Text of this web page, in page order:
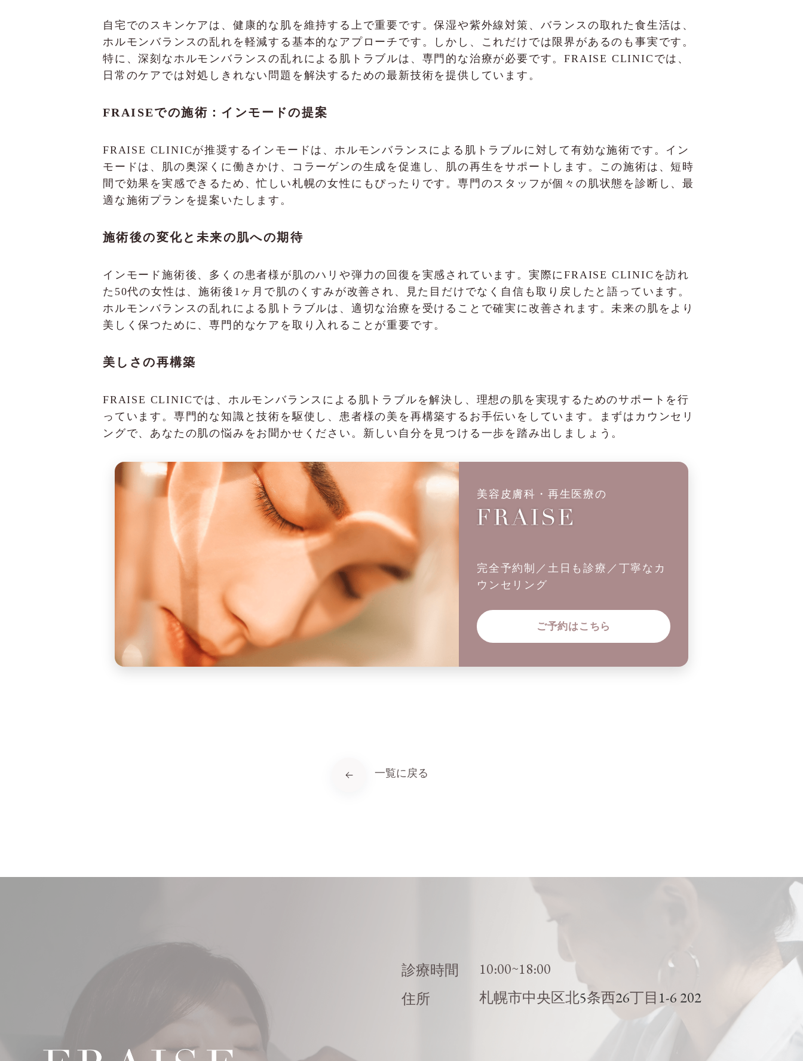
自宅でのスキンケアは、健康的な肌を維持する上で重要です。保湿や紫外線対策、バランスの取れた食生活は、
ホルモンバランスの乱れを軽減する基本的なアプローチです。しかし、これだけでは限界があるのも事実です。
特に、深刻なホルモンバランスの乱れによる肌トラブルは、専門的な治療が必要です。FRAISE CLINICでは、
日常のケアでは対処しきれない問題を解決するための最新技術を提供しています。
FRAISEでの施術：インモードの提案
FRAISE CLINICが推奨するインモードは、ホルモンバランスによる肌トラブルに対して有効な施術です。イン
モードは、肌の奥深くに働きかけ、コラーゲンの生成を促進し、肌の再生をサポートします。この施術は、短時
間で効果を実感できるため、忙しい札幌の女性にもぴったりです。専門のスタッフが個々の肌状態を診断し、最
適な施術プランを提案いたします。
施術後の変化と未来の肌への期待
インモード施術後、多くの患者様が肌のハリや弾力の回復を実感されています。実際にFRAISE CLINICを訪れ
た50代の女性は、施術後1ヶ月で肌のくすみが改善され、見た目だけでなく自信も取り戻したと語っています。
ホルモンバランスの乱れによる肌トラブルは、適切な治療を受けることで確実に改善されます。未来の肌をより
美しく保つために、専門的なケアを取り入れることが重要です。
美しさの再構築
FRAISE CLINICでは、ホルモンバランスによる肌トラブルを解決し、理想の肌を実現するためのサポートを行
っています。専門的な知識と技術を駆使し、患者様の美を再構築するお手伝いをしています。まずはカウンセリ
ングで、あなたの肌の悩みをお聞かせください。新しい自分を見つける一歩を踏み出しましょう。
美容皮膚科・再生医療の
完全予約制／土日も診療／丁寧なカ
ウンセリング
ご予約はこちら
一覧に戻る
診療時間 10:00~18:00
住所 札幌市中央区北5条西26丁目 1-6 202